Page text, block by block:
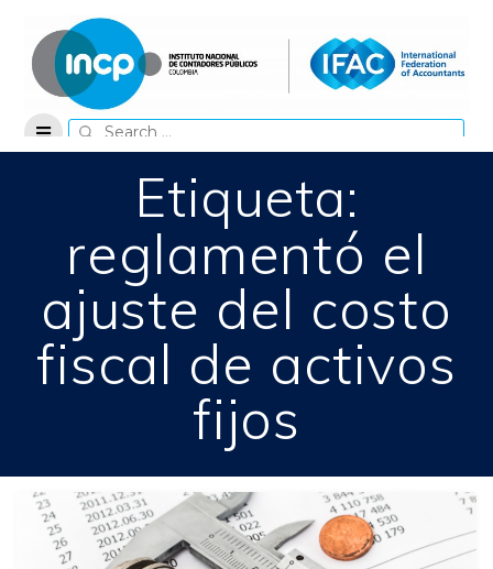
content
Search
for:
Etiqueta:
reglamentó el
ajuste del costo
fiscal de activos
fijos